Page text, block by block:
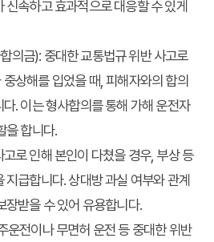
속하고 효과적으로 대응할 수 있게
의금): 중대한 교통법규 위반 사고로
상해를 입었을 때, 피해자와의 합의
. 이는 형사합의를 통해 가해 운전자
을 합니다.
고로 인해 본인이 다쳤을 경우, 부상 등
급합니다. 상대방 과실 여부와 관계
장받을 수 있어 유용합니다.
운전이나 무면허 운전 등 중대한 위반